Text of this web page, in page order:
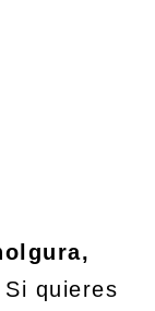
Si quieres